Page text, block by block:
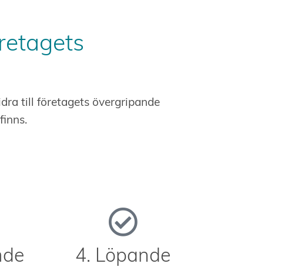
till företagets övergripande
4. Löpande